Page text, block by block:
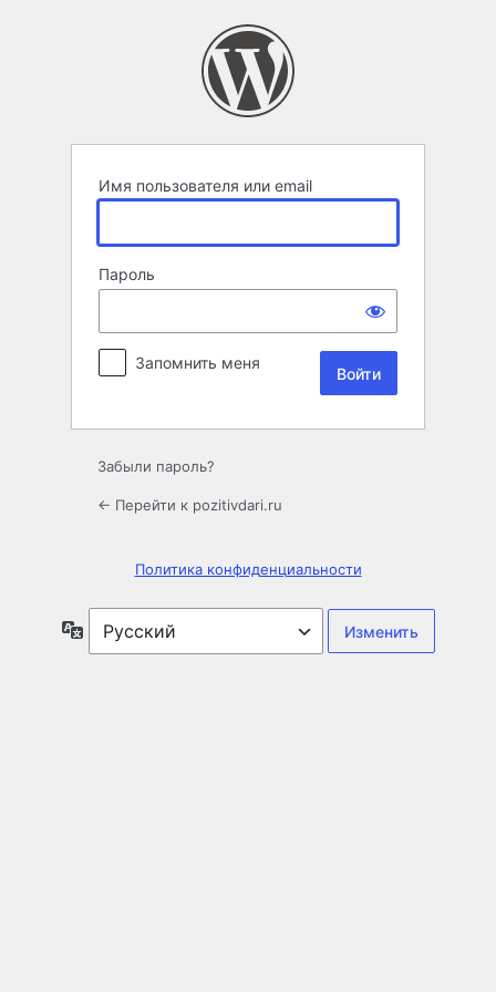
Имя пользователя или email
Пароль
Запомнить меня
Забыли пароль?
← Перейти к pozitivdari.ru
Политика конфиденциальности
Язык